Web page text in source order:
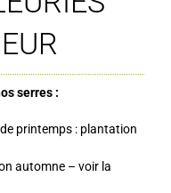
serres :
printemps : plantation
automne – voir la